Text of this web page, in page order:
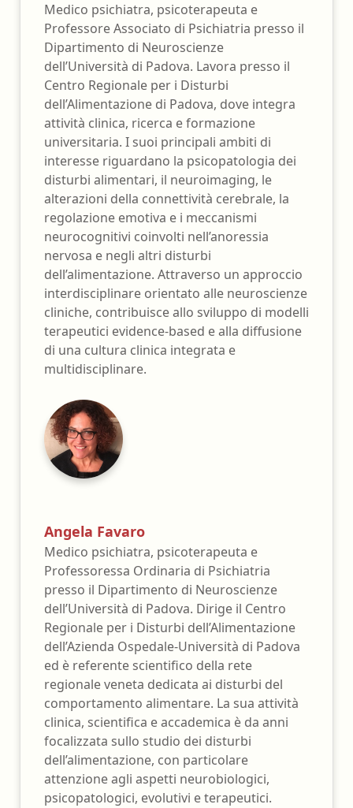
Medico psichiatra, psicoterapeuta e
Professore Associato di Psichiatria presso il
Dipartimento di Neuroscienze
dell’Università di Padova. Lavora presso il
Centro Regionale per i Disturbi
dell’Alimentazione di Padova, dove integra
attività clinica, ricerca e formazione
universitaria. I suoi principali ambiti di
interesse riguardano la psicopatologia dei
disturbi alimentari, il neuroimaging, le
alterazioni della connettività cerebrale, la
regolazione emotiva e i meccanismi
neurocognitivi coinvolti nell’anoressia
nervosa e negli altri disturbi
dell’alimentazione. Attraverso un approccio
interdisciplinare orientato alle neuroscienze
cliniche, contribuisce allo sviluppo di modelli
terapeutici evidence-based e alla diffusione
di una cultura clinica integrata e
multidisciplinare.
Angela Favaro
Medico psichiatra, psicoterapeuta e
Professoressa Ordinaria di Psichiatria
presso il Dipartimento di Neuroscienze
dell’Università di Padova. Dirige il Centro
Regionale per i Disturbi dell’Alimentazione
dell’Azienda Ospedale-Università di Padova
ed è referente scientifico della rete
regionale veneta dedicata ai disturbi del
comportamento alimentare. La sua attività
clinica, scientifica e accademica è da anni
focalizzata sullo studio dei disturbi
dell’alimentazione, con particolare
attenzione agli aspetti neurobiologici,
psicopatologici, evolutivi e terapeutici.